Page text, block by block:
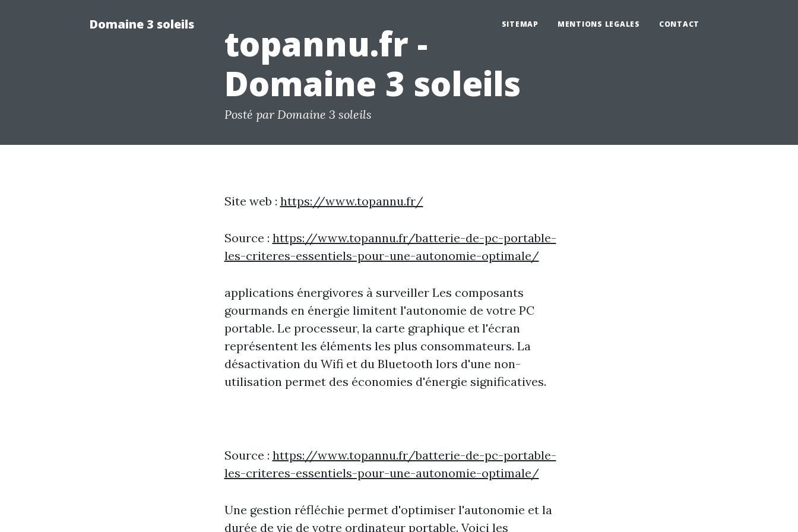
Domaine 3 soleils SITEMAP MENTIONS LEGALES CONTACT
topannu.fr -
Domaine 3 soleils
Posté par Domaine 3 soleils
Site web : https://www.topannu.fr/
Source : https://www.topannu.fr/batterie-de-pc-portable-
les-criteres-essentiels-pour-une-autonomie-optimale/
applications énergivores à surveiller Les composants
gourmands en énergie limitent l'autonomie de votre PC
portable. Le processeur, la carte graphique et l'écran
représentent les éléments les plus consommateurs. La
désactivation du Wifi et du Bluetooth lors d'une non-
utilisation permet des économies d'énergie significatives.
Source : https://www.topannu.fr/batterie-de-pc-portable-
les-criteres-essentiels-pour-une-autonomie-optimale/
Une gestion réfléchie permet d'optimiser l'autonomie et la
durée de vie de votre ordinateur portable. Voici les